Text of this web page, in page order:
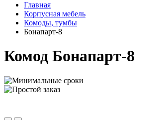
Главная
Корпусная мебель
Комоды, тумбы
Бонапарт-8
Комод Бонапарт-8